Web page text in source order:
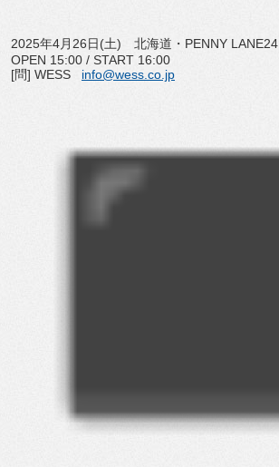
2025年4月26日(土) 北海道・PENNY LANE24
OPEN 15:00 / START 16:00
[問] WESS info@wess.co.jp